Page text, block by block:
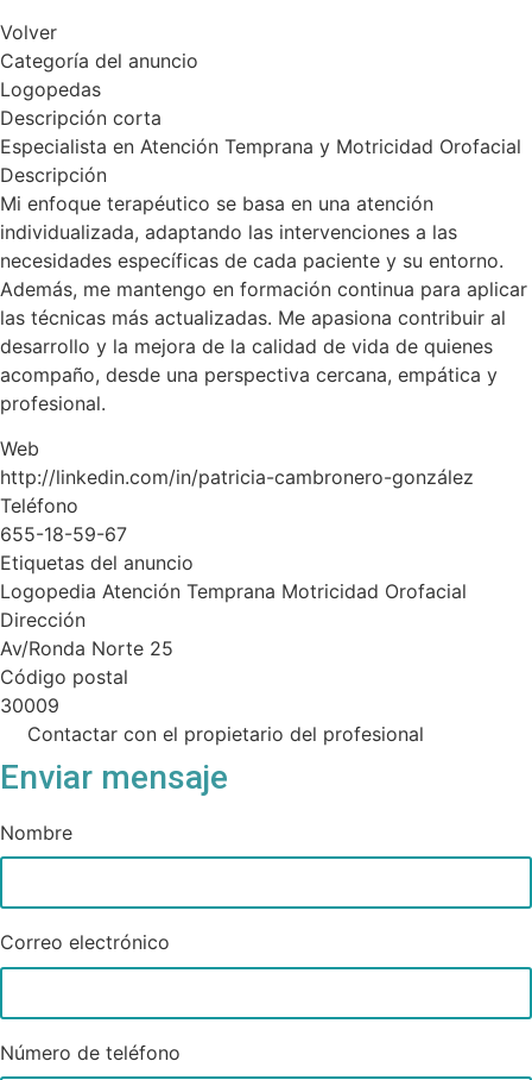
Volver
Categoría del anuncio
Logopedas
Descripción corta
Especialista en Atención Temprana y Motricidad Orofacial
Descripción
Mi enfoque terapéutico se basa en una atención
individualizada, adaptando las intervenciones a las
necesidades específicas de cada paciente y su entorno.
Además, me mantengo en formación continua para aplicar
las técnicas más actualizadas. Me apasiona contribuir al
desarrollo y la mejora de la calidad de vida de quienes
acompaño, desde una perspectiva cercana, empática y
profesional.
Web
http://linkedin.com/in/patricia-cambronero-gonzález
Teléfono
655-18-59-67
Etiquetas del anuncio
Logopedia Atención Temprana Motricidad Orofacial
Dirección
Av/Ronda Norte 25
Código postal
30009
Contactar con el propietario del profesional
Enviar mensaje
Nombre
Correo electrónico
Número de teléfono